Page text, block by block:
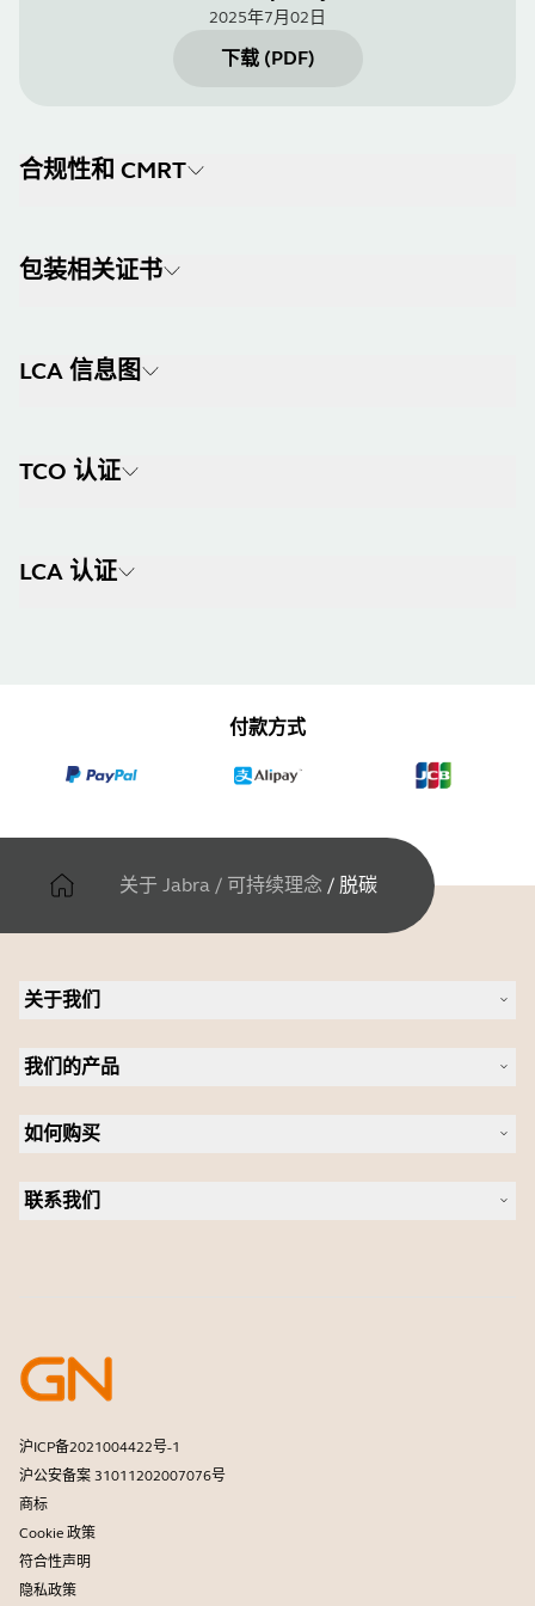
2025年7月02日
下载 (PDF)
合规性和 CMRT
包装相关证书
LCA 信息图
TCO 认证
LCA 认证
付款方式
关于 Jabra / 可持续理念 / 脱碳
关于我们
人才招聘
新闻稿
案例研究
我们的产品
全向麦
个人摄像头
软件
如何购买
联系我们
开发者计划
合作伙伴计划
商用产品寿命终止政策
沪ICP备2021004422号-1
沪公安备案 31011202007076号
商标
Cookie 政策
符合性声明
隐私政策